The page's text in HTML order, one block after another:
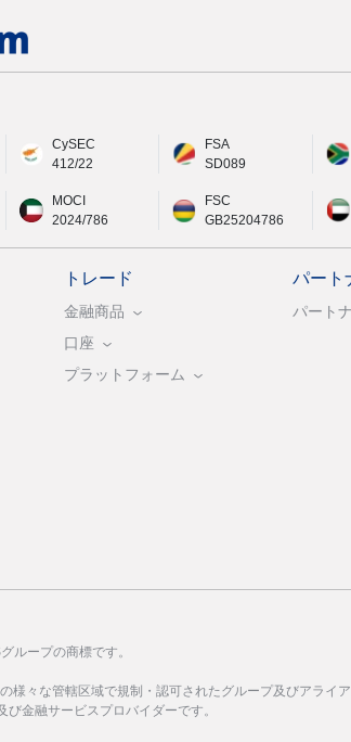
CySEC
412/22
FSA
SD089
MOCI
2024/786
FSC
GB25204786
トレード
金融商品
口座
プラットフォーム
パート
パート
ループの商標です。
様々な管轄区域で規制・認可されたグループ及びアライ
び金融サービスプロバイダーです。